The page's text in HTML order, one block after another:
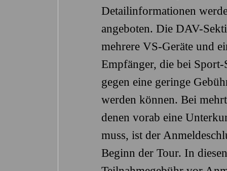
Detailinformationen
angeboten. Die DAV-
mehrere VS-Geräte und
Empfänger, die bei
gegen eine geringe
werden können. Bei
denen vorab eine
muss, ist der
Beginn der Tour. In